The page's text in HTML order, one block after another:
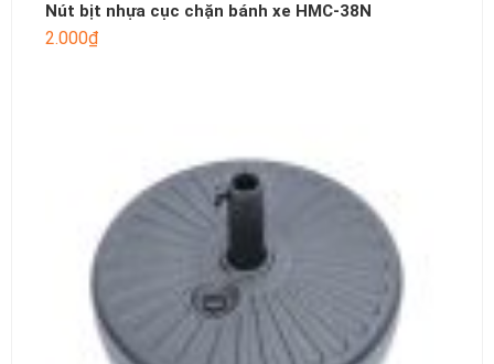
Nút bịt nhựa cục chặn bánh xe HMC-38N
2.000₫